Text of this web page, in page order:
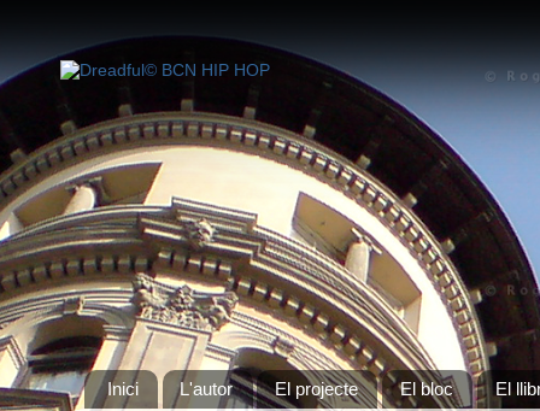
Inici L'autor El projecte El bloc El